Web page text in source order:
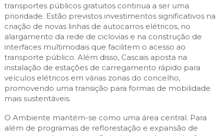
transportes públicos gratuitos continua a ser uma
prioridade. Estão previstos investimentos significativos na
criação de novas linhas de autocarros elétricos, no
alargamento da rede de ciclovias e na construção de
interfaces multimodais que facilitem o acesso ao
transporte público. Além disso, Cascais aposta na
instalação de estações de carregamento rápido para
veículos elétricos em várias zonas do concelho,
promovendo uma transição para formas de mobilidade
mais sustentáveis.
O Ambiente mantém-se como uma área central. Para
além de programas de reflorestação e expansão de